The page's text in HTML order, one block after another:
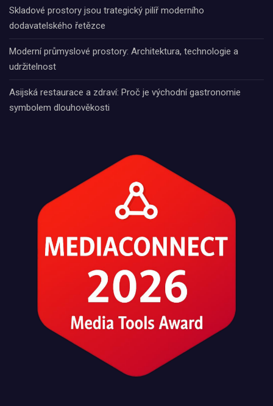
Skladové prostory jsou trategický pilíř moderního
dodavatelského řetězce
Moderní průmyslové prostory: Architektura, technologie a
udržitelnost
Asijská restaurace a zdraví: Proč je východní gastronomie
symbolem dlouhověkosti